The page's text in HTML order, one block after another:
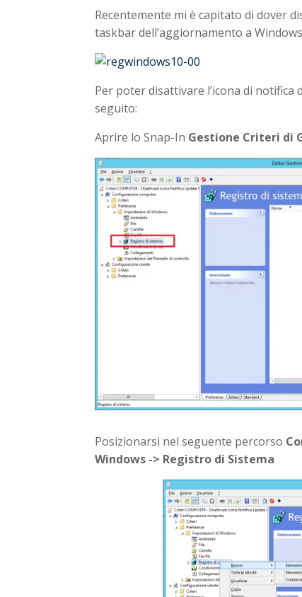
Recentemente mi è capitato di dover
taskbar dell’aggiornamento a
Per poter disattivare l’icona di
seguito:
Aprire lo Snap-In Gestione Criteri di
Posizionarsi nel seguente percorso
Windows -> Registro di Sistema